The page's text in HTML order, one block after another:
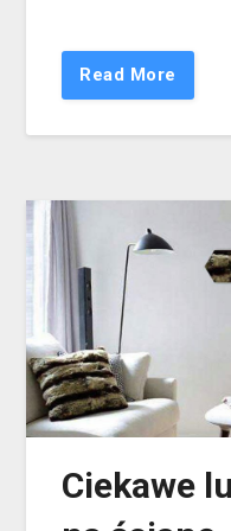
Read More
Ciekawe